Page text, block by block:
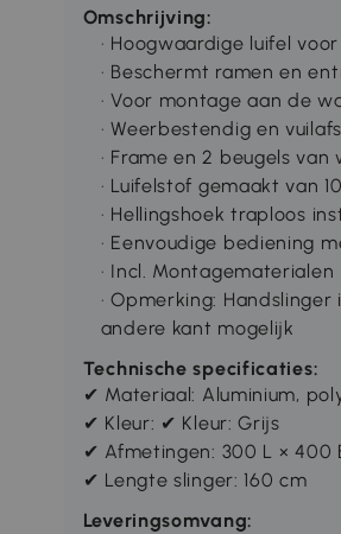
Omschrijving:
· Hoogwaardige luifel
· Beschermt ramen en
· Voor montage aan de
· Weerbestendig en
· Frame en 2 beugels
· Luifelstof gemaakt van
· Hellingshoek traploos
· Eenvoudige bediening
· Incl. Montagematerialen
· Opmerking:
andere kant mogelijk
Technische specificaties:
✔ Materiaal: Aluminium,
✔ Kleur: ✔ Kleur: Grijs
✔ Afmetingen: 300 L × 400
✔ Lengte slinger: 160 cm
Leveringsomvang: